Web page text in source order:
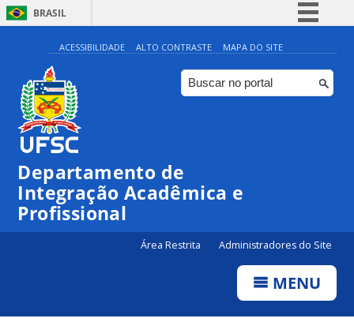
BRASIL
Simplifique!
Comunica BR
Participe
ACESSIBILIDADE ALTO CONTRASTE MAPA DO SITE
Departamento de
Integração Acadêmica e
Profissional
Área Restrita Administradores do Site
MENU